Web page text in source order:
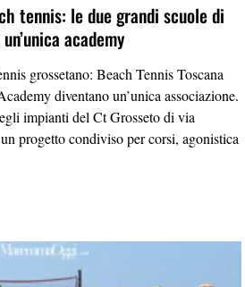
tennis: le due grandi scuole di
academy
grossetano: Beach Tennis Toscana
diventano un’unica associazione.
impianti del Ct Grosseto di via
progetto condiviso per corsi, agonistica